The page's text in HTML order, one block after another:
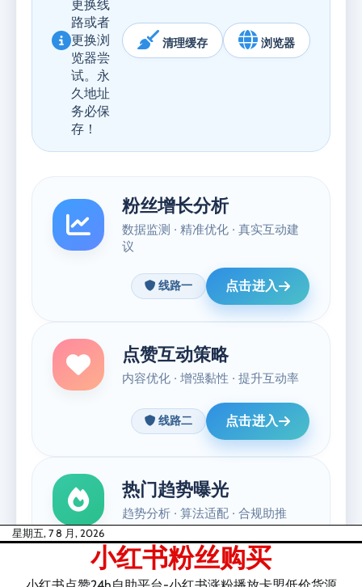
Skip星期五, 7 8 月, 2026
小红书粉丝购买